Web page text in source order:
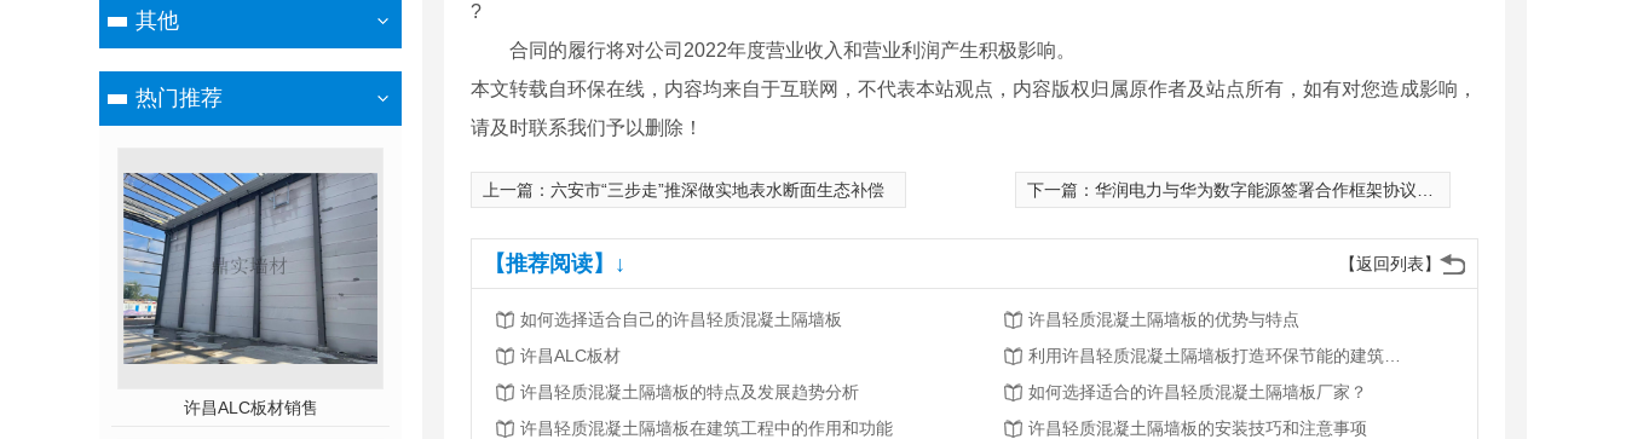
其他
热门推荐
许昌ALC板材销售
?
合同的履行将对公司2022年度营业收入和营业利润产生积极影响。
本文转载自环保在线，内容均来自于互联网，不代表本站观点，内容版权归属原作者及站点所有，如有对您造成影响，
请及时联系我们予以删除！
上一篇： 六安市“三步走”推深做实地表水断面生态补偿 下一篇： 华润电力与华为数字能源签署合作框架协议，共同推动开发清洁能源一体化示范项目
【返回列表】
【推荐阅读】↓
如何选择适合自己的许昌轻质混凝土隔墙板
许昌轻质混凝土隔墙板的优势与特点
许昌ALC板材
许昌轻质混凝土隔墙板的特点及发展趋势分析
如何选择适合的许昌轻质混凝土隔墙板厂家？
许昌轻质混凝土隔墙板在建筑工程中的作用和功能
许昌轻质混凝土隔墙板的安装技巧和注意事项